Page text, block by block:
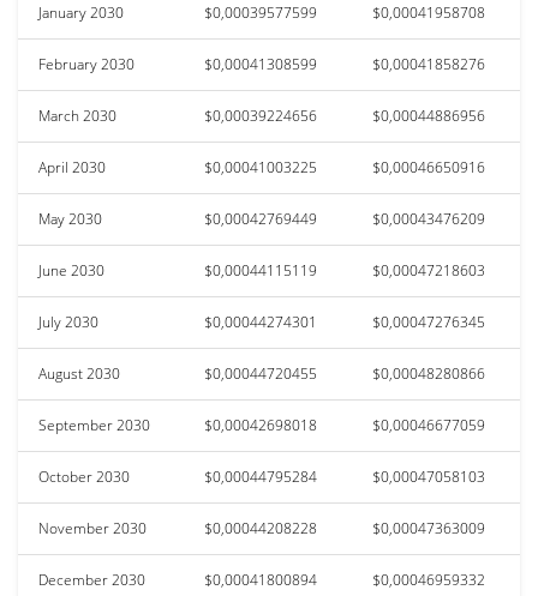
January 2030 $0,00039577599 $0,00041958708
February 2030 $0,00041308599 $0,00041858276
March 2030 $0,00039224656 $0,00044886956
April 2030 $0,00041003225 $0,00046650916
May 2030 $0,00042769449 $0,00043476209
June 2030 $0,00044115119 $0,00047218603
July 2030 $0,00044274301 $0,00047276345
August 2030 $0,00044720455 $0,00048280866
September 2030 $0,00042698018 $0,00046677059
October 2030 $0,00044795284 $0,00047058103
November 2030 $0,00044208228 $0,00047363009
December 2030 $0,00041800894 $0,00046959332